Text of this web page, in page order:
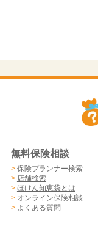
無料保険相談
> 保険プランナー検索
> 店舗検索
> ほけん知恵袋とは
> オンライン保険相談
> よくある質問